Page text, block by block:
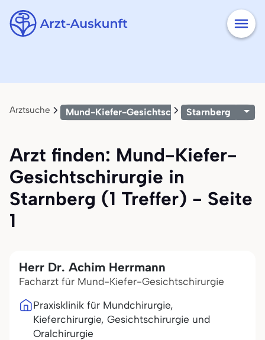
Arztsuche Mund-Kiefer-GesichtschirurgieStarnberg
Arzt finden: Mund-Kiefer-
Gesichtschirurgie in
Starnberg (1 Treffer) - Seite
1
Herr Dr. Achim Herrmann
Facharzt für Mund-Kiefer-Gesichtschirurgie
Praxisklinik für Mundchirurgie,
Kieferchirurgie, Gesichtschirurgie und
Oralchirurgie